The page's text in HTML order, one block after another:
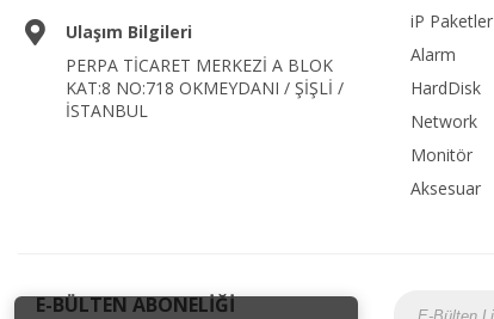
Ulaşım Bilgileri
PERPA TİCARET MERKEZİ A BLOK
KAT:8 NO:718 OKMEYDANI / ŞİŞLİ /
İSTANBUL
iP Paketler
Alarm
HardDisk
Network
Monitör
Aksesuar
E-BÜLTEN ABONELİĞİ